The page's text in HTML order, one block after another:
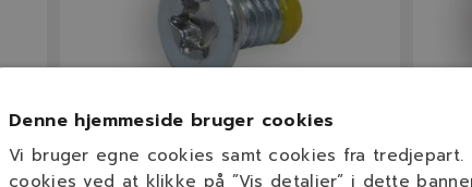
Denne hjemmeside bruger cookies
Vi bruger egne cookies samt cookies fra
cookies ved at klikke på ”Vis detaljer” i dette